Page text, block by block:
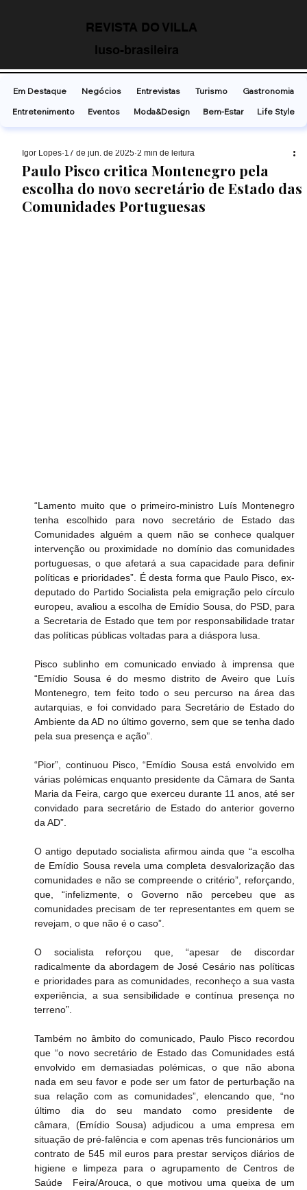
REVISTA DO VILLA
luso-brasileira
Paulo Pisco critica Montenegro pela
escolha do novo secretário de Estado das
Comunidades Portuguesas
Ígor Lopes 17 de jun. de 2025 2 min de leitura
“Lamento muito que o primeiro-ministro Luís Montenegro
tenha escolhido para novo secretário de Estado das
Comunidades alguém a quem não se conhece qualquer
intervenção ou proximidade no domínio das comunidades
portuguesas, o que afetará a sua capacidade para definir
políticas e prioridades”. É desta forma que Paulo Pisco, ex-
deputado do Partido Socialista pela emigração pelo círculo
europeu, avaliou a escolha de Emídio Sousa, do PSD, para
a Secretaria de Estado que tem por responsabilidade tratar
das políticas públicas voltadas para a diáspora lusa.
Pisco sublinho em comunicado enviado à imprensa que
“Emídio Sousa é do mesmo distrito de Aveiro que Luís
Montenegro, tem feito todo o seu percurso na área das
autarquias, e foi convidado para Secretário de Estado do
Ambiente da AD no último governo, sem que se tenha dado
pela sua presença e ação”.
“Pior”, continuou Pisco, “Emídio Sousa está envolvido em
várias polémicas enquanto presidente da Câmara de Santa
Maria da Feira, cargo que exerceu durante 11 anos, até ser
convidado para secretário de Estado do anterior governo
da AD”.
O antigo deputado socialista afirmou ainda que “a escolha
de Emídio Sousa revela uma completa desvalorização das
comunidades e não se compreende o critério”, reforçando,
que, “infelizmente, o Governo não percebeu que as
comunidades precisam de ter representantes em quem se
revejam, o que não é o caso”.
O socialista reforçou que, “apesar de discordar
radicalmente da abordagem de José Cesário nas políticas
e prioridades para as comunidades, reconheço a sua vasta
experiência, a sua sensibilidade e contínua presença no
terreno”.
Também no âmbito do comunicado, Paulo Pisco recordou
que “o novo secretário de Estado das Comunidades está
envolvido em demasiadas polémicas, o que não abona
nada em seu favor e pode ser um fator de perturbação na
sua relação com as comunidades”, elencando que, “no
último dia do seu mandato como presidente de
câmara, (Emídio Sousa) adjudicou a uma empresa em
situação de pré-falência e com apenas três funcionários um
contrato de 545 mil euros para prestar serviços diários de
higiene e limpeza para o agrupamento de Centros de
Saúde  Feira/Arouca, o que motivou uma queixa de um
Em Destaque Negócios Entrevistas Turismo
Gastronomia
Entretenimento
Eventos Moda&Design Bem-Estar Life Style